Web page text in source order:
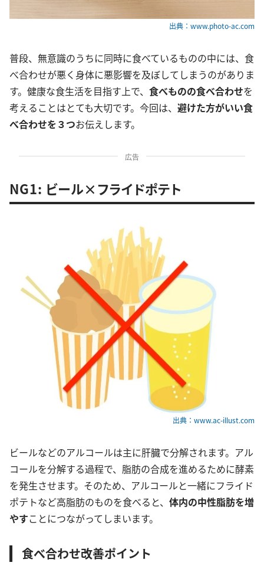
出典：www.photo-ac.com
普段、無意識のうちに同時に食べているものの中には、食
べ合わせが悪く身体に悪影響を及ぼしてしまうのがありま
す。健康な食生活を目指す上で、 食べものの食べ合わせを
考えることはとても大切です。今回は、 避けた方がいい食
べ合わせを３つお伝えします。
広告
NG1: ビール×フライドポテト
出典：www.ac-illust.com
ビールなどのアルコールは主に肝臓で分解されます。アル
コールを分解する過程で、脂肪の合成を進めるために酵素
を発生させます。そのため、アルコールと一緒にフライド
ポテトなど高脂肪のものを食べると、 体内の中性脂肪を増
やすことにつながってしまいます。
食べ合わせ改善ポイント